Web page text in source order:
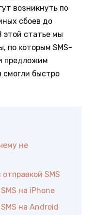
возникнуть по
сбоев до
этой статье мы
по которым SMS-
предложим
быстро
не
SMS
на iPhone
на Android